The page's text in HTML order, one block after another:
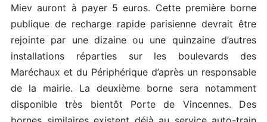
Miev auront à payer 5 euros. Cette première borne
publique de recharge rapide parisienne devrait être
rejointe par une dizaine ou une quinzaine d’autres
installations réparties sur les boulevards des
Maréchaux et du Périphérique d’après un responsable
de la mairie. La deuxième borne sera notamment
disponible très bientôt Porte de Vincennes. Des